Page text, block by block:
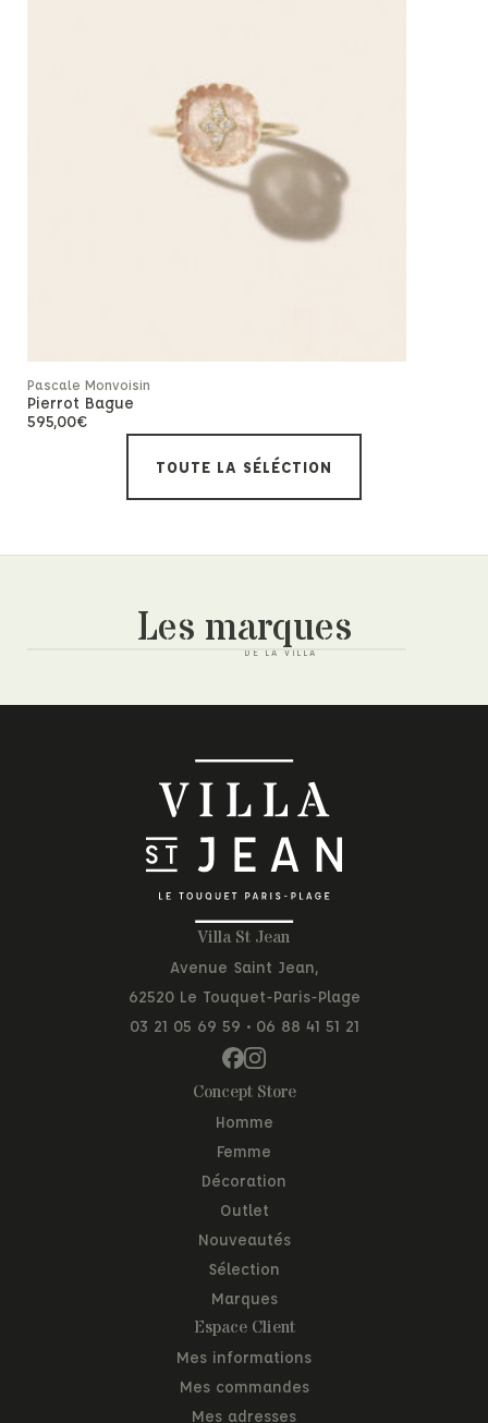
Pascale Monvoisin
Pierrot Bague
595,00€
TOUTE LA SÉLÉCTION
Les marques
Villa St Jean
Avenue Saint Jean,
62520 Le Touquet-Paris-Plage
03 21 05 69 59 • 06 88 41 51 21
Concept Store
Homme
Femme
Décoration
Outlet
Nouveautés
Sélection
Marques
Espace Client
Mes informations
Mes commandes
Mes adresses